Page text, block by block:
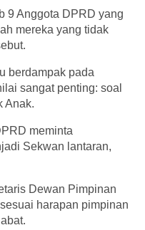
9 Anggota DPRD yang
mereka yang tidak
berdampak pada
sangat penting: soal
Anak.
meminta
Sekwan lantaran,
Dewan Pimpinan
harapan pimpinan